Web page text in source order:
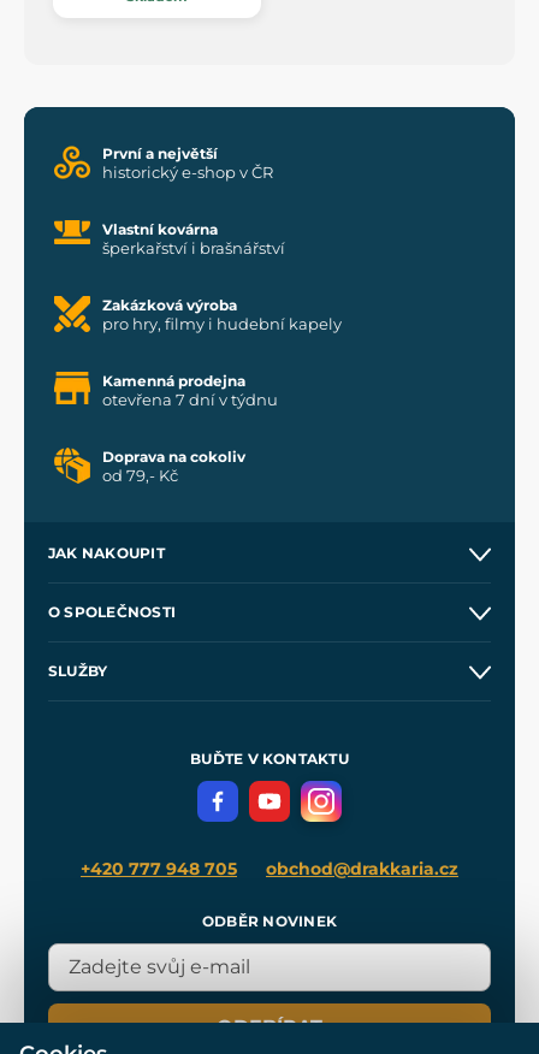
První a největší
historický e-shop v ČR
Vlastní kovárna
šperkařství i brašnářství
Zakázková výroba
pro hry, filmy i hudební kapely
Kamenná prodejna
otevřena 7 dní v týdnu
Doprava na cokoliv
od 79,- Kč
JAK NAKOUPIT
Velkoobchod
O SPOLEČNOSTI
SLUŽBY
Meče pro Kingdom Come
BUĎTE V KONTAKTU
+420 777 948 705 obchod@drakkaria.cz
ODBĚR NOVINEK
ODEBÍRAT